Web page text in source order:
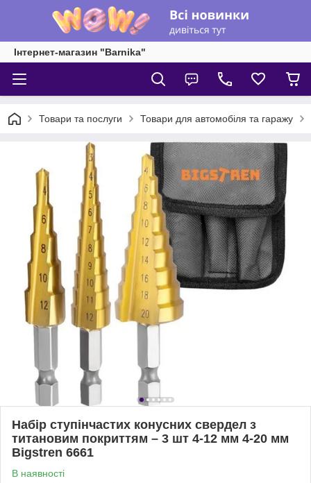
Інтернет-магазин "Barnika"
Товари та послуги Товари для автомобіля та гаражу
Набір ступінчастих конусних свердел з
титановим покриттям – 3 шт 4-12 мм 4-20 мм
Bigstren 6661
В наявності